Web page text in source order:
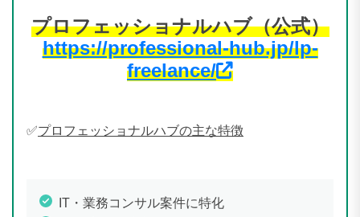
プロフェッショナルハブ（公式）
https://professional-hub.jp/lp-
freelance/
✅プロフェッショナルハブの主な特徴
IT・業務コンサル案件に特化